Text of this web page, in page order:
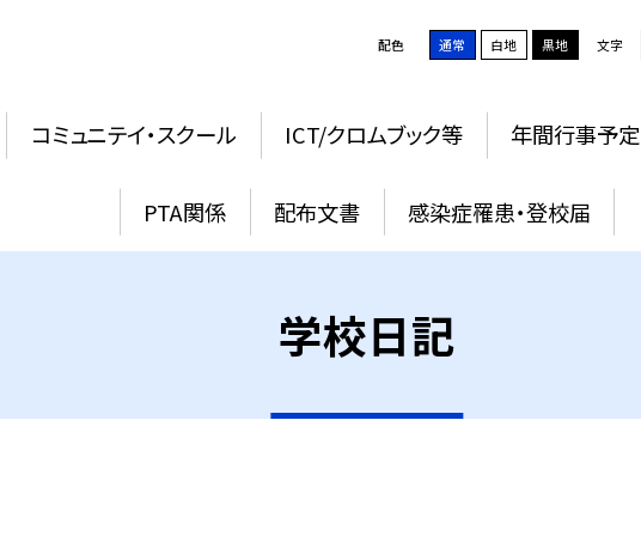
配色 通常 白地 黒地 文字
コミュニテイ・スクール ICT/クロムブック等 年間行事予定
PTA関係 配布文書 感染症罹患・登校届
学校日記